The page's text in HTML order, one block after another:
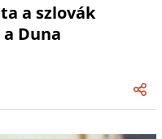
a szlovák
Duna